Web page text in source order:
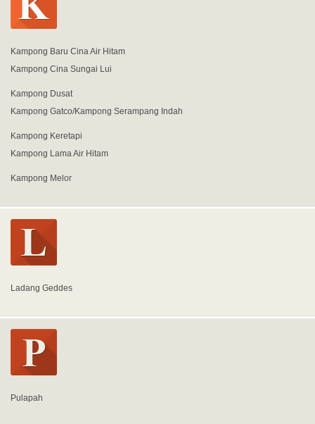
Kampong Baru Cina Air Hitam
Kampong Cina Sungai Lui
Kampong Dusat
Kampong Gatco/Kampong Serampang Indah
Kampong Keretapi
Kampong Lama Air Hitam
Kampong Melor
Ladang Geddes
Pulapah